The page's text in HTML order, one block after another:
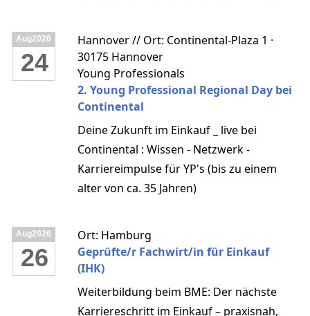
Sie trotz voller Agenda bestens auf
steigende Anforderungen, neue Trends
und Innovationen im Einkauf vorbereitet
sind.
Aug2026
24
Hannover // Ort: Continental-Plaza 1 ·
30175 Hannover
Young Professionals
2. Young Professional Regional Day bei
Continental
Deine Zukunft im Einkauf _ live bei
Continental : Wissen - Netzwerk -
Karriereimpulse für YP's (bis zu einem
alter von ca. 35 Jahren)
Aug2026
26
Ort: Hamburg
Geprüfte/r Fachwirt/in für Einkauf
(IHK)
Weiterbildung beim BME: Der nächste
Karriereschritt im Einkauf – praxisnah,